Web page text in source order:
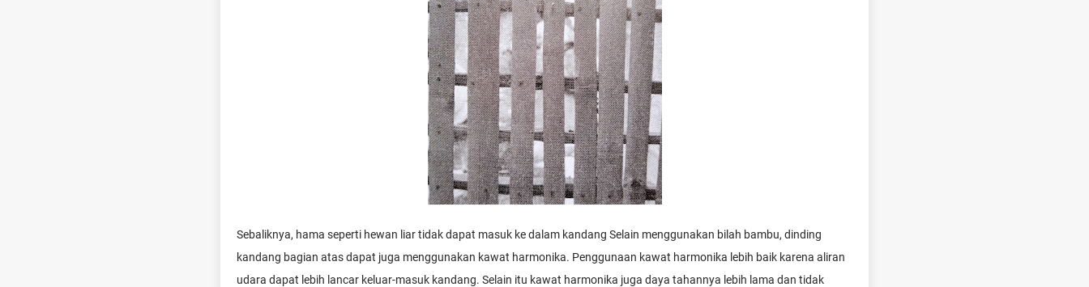
Sebaliknya, hama seperti hewan liar tidak dapat masuk ke dalam kandang Selain menggunakan bilah bambu, dinding
kandang bagian atas dapat juga menggunakan kawat harmonika. Penggunaan kawat harmonika lebih baik karena aliran
udara dapat lebih lancar keluar-masuk kandang. Selain itu kawat harmonika juga daya tahannya lebih lama dan tidak